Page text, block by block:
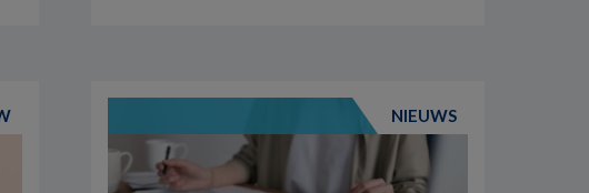
NIEUWS